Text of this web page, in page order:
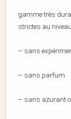
gamme très
strictes au
– sans
– sans parfum
– sans azurant